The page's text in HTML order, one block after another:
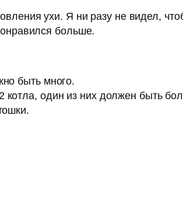
ухи. Я ни разу не видел,
больше.
быть много.
котла, один из них должен быть